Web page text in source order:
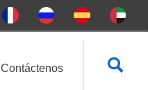
Contáctenos 